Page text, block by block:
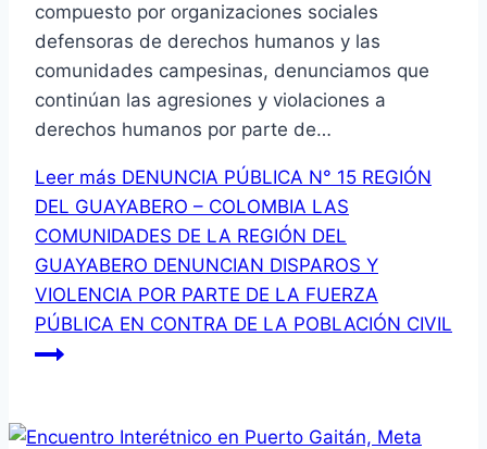
compuesto por organizaciones sociales
defensoras de derechos humanos y las
comunidades campesinas, denunciamos que
continúan las agresiones y violaciones a
derechos humanos por parte de…
Leer más DENUNCIA PÚBLICA N° 15 REGIÓN
DEL GUAYABERO – COLOMBIA LAS
COMUNIDADES DE LA REGIÓN DEL
GUAYABERO DENUNCIAN DISPAROS Y
VIOLENCIA POR PARTE DE LA FUERZA
PÚBLICA EN CONTRA DE LA POBLACIÓN CIVIL